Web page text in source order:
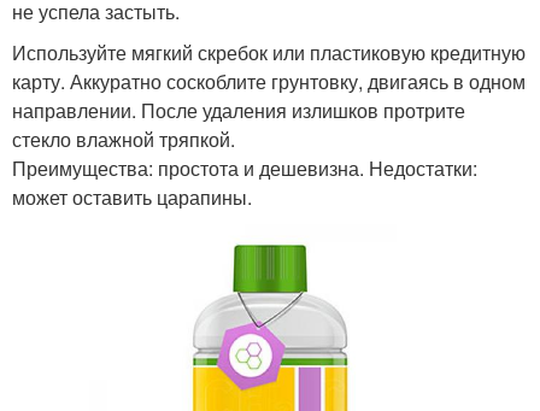
не успела застыть.
Используйте мягкий скребок или пластиковую кредитную
карту. Аккуратно соскоблите грунтовку, двигаясь в одном
направлении. После удаления излишков протрите
стекло влажной тряпкой.
Преимущества: простота и дешевизна. Недостатки:
может оставить царапины.